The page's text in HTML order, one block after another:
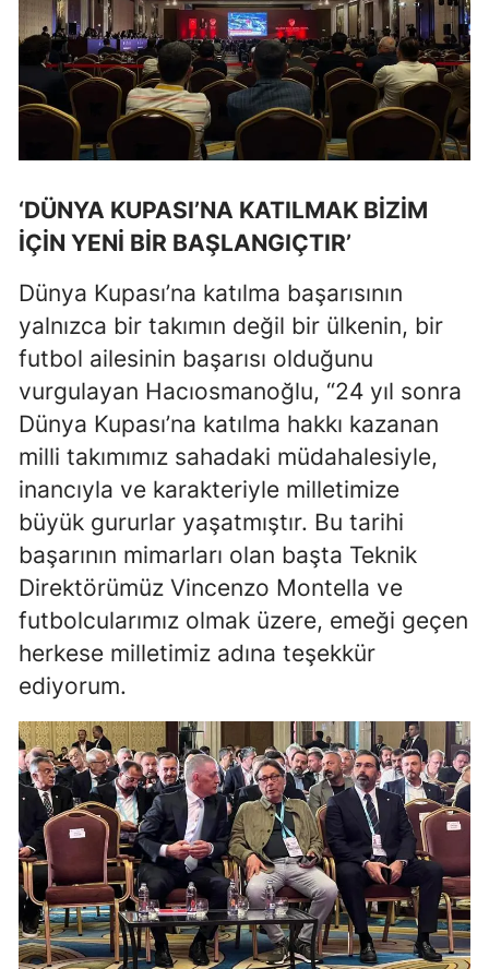
Samsun
Siirt
Sinop
Sivas
Tekirdağ
Tokat
Trabzon
Tunceli
Şanlıurfa
Uşak
Van
Yozgat
Zonguldak
Aksaray
Bayburt
Kırıkkale
Batman
Şırnak
Bartın
Ardahan
‘DÜNYA KUPASI’NA KATILMAK BİZİM
İÇİN YENİ BİR BAŞLANGIÇTIR’
Dünya Kupası’na katılma başarısının
yalnızca bir takımın değil bir ülkenin, bir
futbol ailesinin başarısı olduğunu
vurgulayan Hacıosmanoğlu, “24 yıl sonra
Dünya Kupası’na katılma hakkı kazanan
milli takımımız sahadaki müdahalesiyle,
inancıyla ve karakteriyle milletimize
büyük gururlar yaşatmıştır. Bu tarihi
başarının mimarları olan başta Teknik
Direktörümüz Vincenzo Montella ve
futbolcularımız olmak üzere, emeği geçen
herkese milletimiz adına teşekkür
ediyorum.